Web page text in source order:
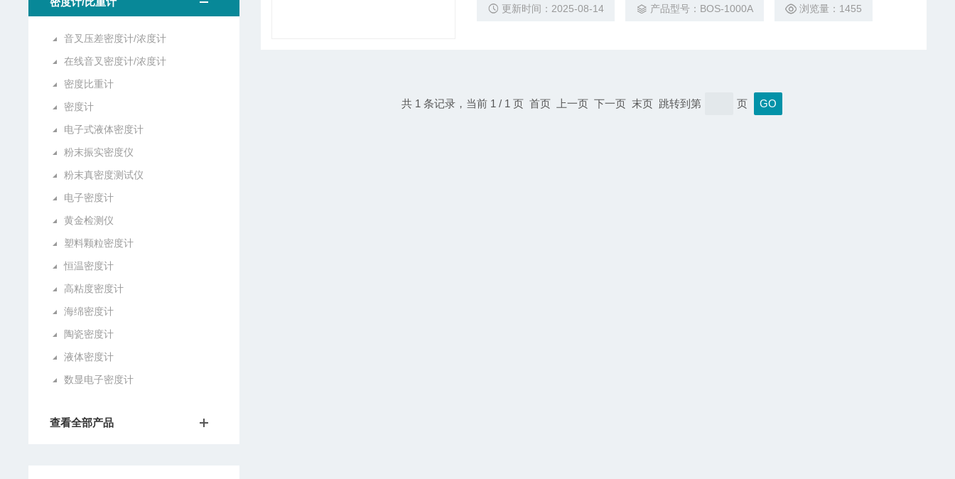
音叉压差密度计/浓度计
在线音叉密度计/浓度计
密度比重计
密度计
电子式液体密度计
粉末振实密度仪
粉末真密度测试仪
电子密度计
黄金检测仪
塑料颗粒密度计
恒温密度计
高粘度密度计
海绵密度计
陶瓷密度计
液体密度计
数显电子密度计
查看全部产品
更新时间：2025-08-14 产品型号：BOS-1000A 浏览量：1455
共 1 条记录，当前 1 / 1 页 首页 上一页 下一页 末页 跳转到第 页